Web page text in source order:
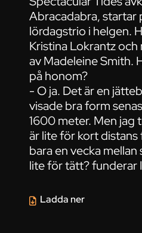
Abracadabra, startar
lördagstrio i helgen.
Kristina Lokrantz och
av Madeleine Smith.
på honom?
- O ja. Det är en
visade bra form
1600 meter. Men jag
är lite för kort
bara en vecka
lite för tätt? funderar
Ladda ner